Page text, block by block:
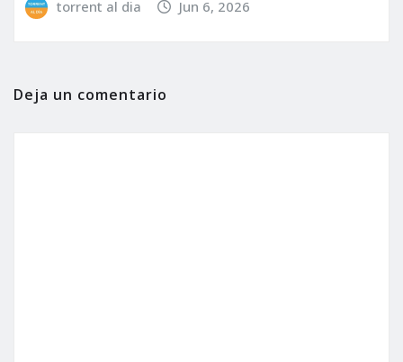
torrent al dia Jun 6, 2026
Deja un comentario